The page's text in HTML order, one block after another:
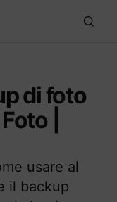
di foto
|
usare al
il backup